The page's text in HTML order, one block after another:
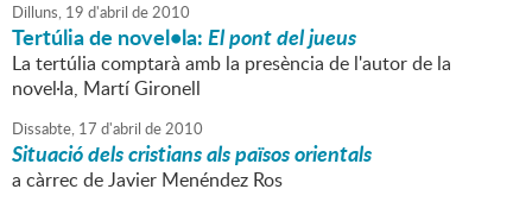
Dilluns, 19 d'abril de2010
Tertúlia de novel•la:El pont del jueus
La tertúlia comptarà amb la presència de l'autor de la
novel·la, Martí Gironell
Dissabte, 17 d'abril de2010
Situació dels cristians als països orientals
a càrrec de Javier Menéndez Ros